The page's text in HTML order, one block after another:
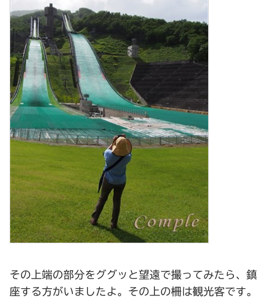
その上端の部分をググッと望遠で撮ってみたら、鎮
座する方がいましたよ。その上の柵は観光客です。